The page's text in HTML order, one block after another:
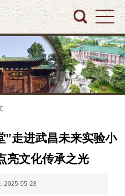
”走进武昌未来实验小
亮文化传承之光
2025-05-28